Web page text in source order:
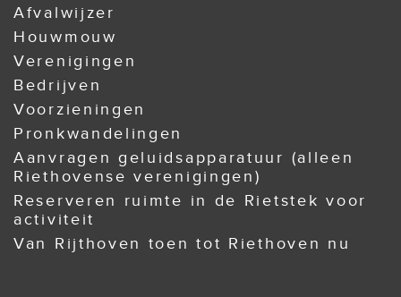
Afvalwijzer
Houwmouw
Verenigingen
Bedrijven
Voorzieningen
Pronkwandelingen
Aanvragen geluidsapparatuur (alleen
Riethovense verenigingen)
Reserveren ruimte in de Rietstek voor
activiteit
Van Rijthoven toen tot Riethoven nu